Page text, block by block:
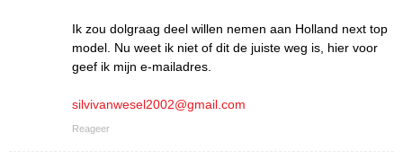
Ik zou dolgraag deel willen nemen aan Holland next top
model. Nu weet ik niet of dit de juiste weg is, hier voor
geef ik mijn e-mailadres.
silvivanwesel2002@gmail.com
Reageer